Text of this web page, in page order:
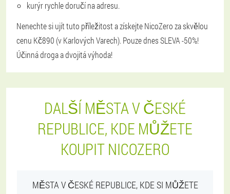
kurýr rychle doručí na adresu.
Nenechte si ujít tuto příležitost a získejte NicoZero za skvělou
cenu Kč890 (v Karlových Varech). Pouze dnes SLEVA -50%!
Účinná droga a dvojitá výhoda!
DALŠÍ MĚSTA V ČESKÉ
REPUBLICE, KDE MŮŽETE
KOUPIT NICOZERO
MĚSTA V ČESKÉ REPUBLICE, KDE SI MŮŽETE